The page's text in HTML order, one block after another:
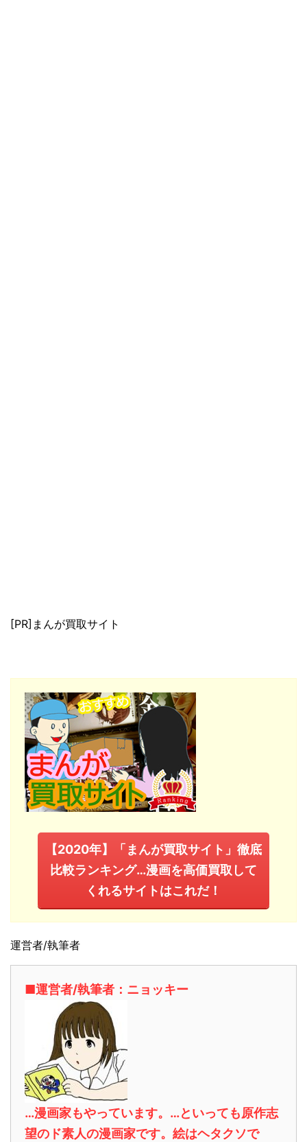
[PR]まんが買取サイト
【2020年】「まんが買取サイト」徹底
比較ランキング…漫画を高価買取して
くれるサイトはこれだ！
運営者/執筆者
■運営者/執筆者：ニョッキー
…漫画家もやっています。…といっても原作志
望のド素人の漫画家です。絵はヘタクソで